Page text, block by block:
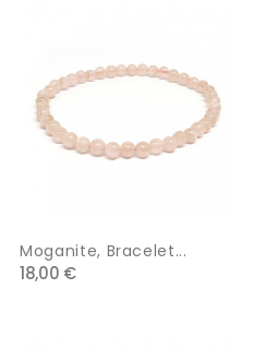
Moganite, Bracelet...
18,00 €